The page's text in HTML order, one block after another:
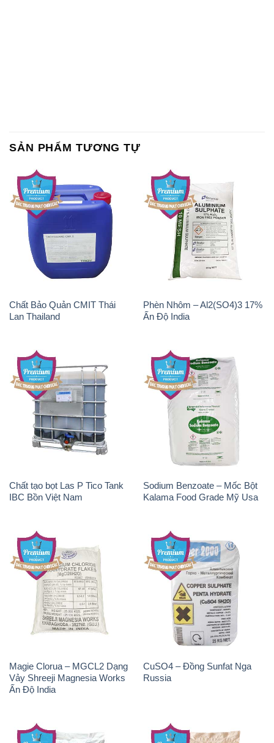
SẢN PHẨM TƯƠNG TỰ
Chất Bảo Quản CMIT Thái
Lan Thailand
Phèn Nhôm – Al2(SO4)3 17%
Ấn Độ India
Chất tạo bọt Las P Tico Tank
IBC Bồn Việt Nam
Sodium Benzoate – Mốc Bột
Kalama Food Grade Mỹ Usa
Magie Clorua – MGCL2 Dạng
Vảy Shreeji Magnesia Works
Ấn Độ India
CuSO4 – Đồng Sunfat Nga
Russia